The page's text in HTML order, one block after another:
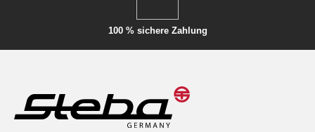
100 % sichere Zahlung